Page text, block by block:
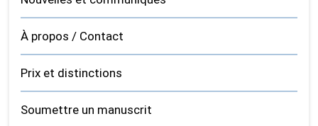
À propos / Contact
Prix et distinctions
Soumettre un manuscrit